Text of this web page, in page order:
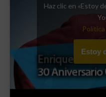
Haz clic en «Estoy
Estoy